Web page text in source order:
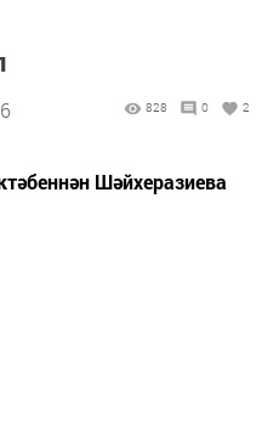
828 0 2
Шәйхеразиева